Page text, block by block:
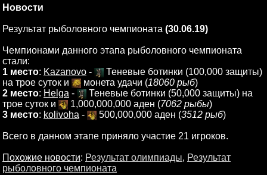
Новости
Результат рыболовного чемпионата (30.06.19)
Чемпионами данного этапа рыболовного чемпионата
стали:
1 место: Kazanovo -
Теневые ботинки (100,000 защиты)
на трое суток и
монета удачи (18060 рыб)
2 место: Helga -
Теневые ботинки (50,000 защиты) на
трое суток и
1,000,000,000 аден (7062 рыбы)
3 место: kolivoha - 500,000,000 аден (3512 рыб)
Всего в данном этапе приняло участие 21 игроков.
Похожие новости: Результат олимпиады, Результат
рыболовного чемпионата